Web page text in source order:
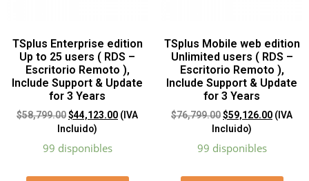
TSplus Enterprise edition
Up to 25 users ( RDS –
Escritorio Remoto ),
Include Support & Update
for 3 Years
$58,799.00$44,123.00 (IVA
Incluido)
99 disponibles
TSplus Mobile web edition
Unlimited users ( RDS –
Escritorio Remoto ),
Include Support & Update
for 3 Years
$76,799.00$59,126.00 (IVA
Incluido)
99 disponibles